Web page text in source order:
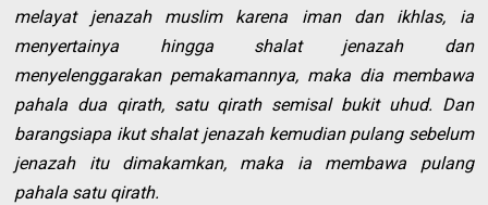
melayat jenazah muslim karena iman dan ikhlas, ia
menyertainya hingga shalat jenazah dan
menyelenggarakan pemakamannya, maka dia membawa
pahala dua qirath, satu qirath semisal bukit uhud. Dan
barangsiapa ikut shalat jenazah kemudian pulang sebelum
jenazah itu dimakamkan, maka ia membawa pulang
pahala satu qirath.